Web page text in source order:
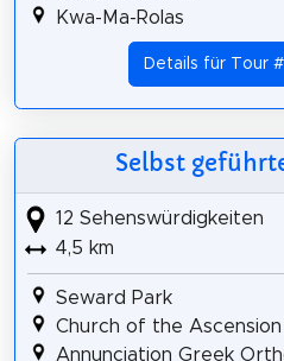
Kwa-Ma-Rolas
Details für Tour
Selbst
12 Sehenswürdigkeiten
4,5 km
Seward Park
Church of the Ascension
Annunciation Greek